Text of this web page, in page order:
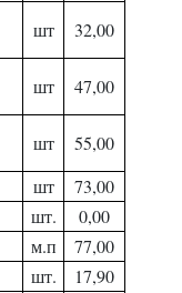
шт 32,00
шт 47,00
шт
55,00
шт
73,00
шт.
0,00
м.п
77,00
шт.
17,90